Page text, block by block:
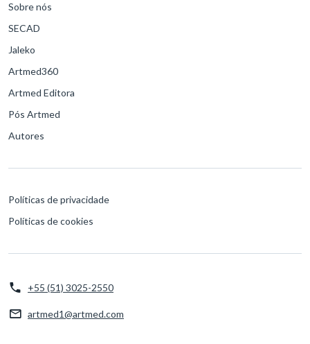
Sobre nós
SECAD
Jaleko
Artmed360
Artmed Editora
Pós Artmed
Autores
Políticas de privacidade
Políticas de cookies
+55 (51) 3025-2550
artmed1@artmed.com